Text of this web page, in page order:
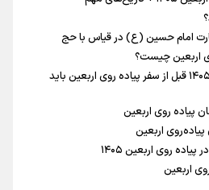
ملی؛ میراث رهبر شهید که با خون
مرز شلمچه تا شهرهای زیارتی
امام حسین (ع) در قیاس با حج
اربعین چیست؟
آنچه که زائران اربعین حسینی ۱۴۰۵ قبل از سفر پیاده روی اربعین باید
اربعین